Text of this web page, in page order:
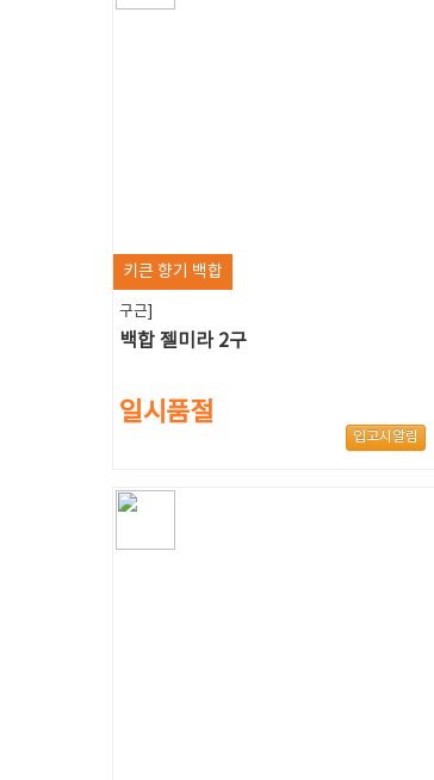
키큰 향기 백합
구근]
백합 젤미라 2구
일시품절
입고시알림